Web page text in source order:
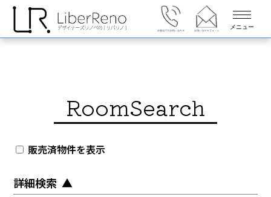
メニュー
RoomSearch
販売済物件を表示
詳細検索